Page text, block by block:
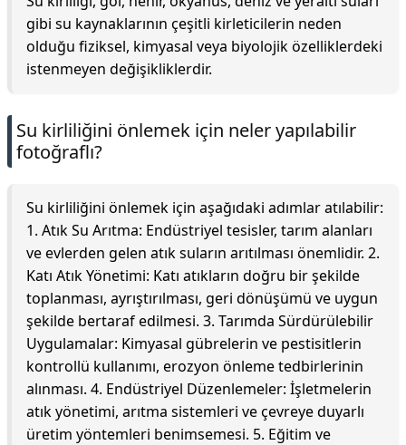
gibi su kaynaklarının çeşitli kirleticilerin neden
olduğu fiziksel, kimyasal veya biyolojik özelliklerdeki
istenmeyen değişikliklerdir.
Su kirliliğini önlemek için neler yapılabilir
fotoğraflı?
Su kirliliğini önlemek için aşağıdaki adımlar atılabilir:
1. Atık Su Arıtma: Endüstriyel tesisler, tarım alanları
ve evlerden gelen atık suların arıtılması önemlidir. 2.
Katı Atık Yönetimi: Katı atıkların doğru bir şekilde
toplanması, ayrıştırılması, geri dönüşümü ve uygun
şekilde bertaraf edilmesi. 3. Tarımda Sürdürülebilir
Uygulamalar: Kimyasal gübrelerin ve pestisitlerin
kontrollü kullanımı, erozyon önleme tedbirlerinin
alınması. 4. Endüstriyel Düzenlemeler: İşletmelerin
atık yönetimi, arıtma sistemleri ve çevreye duyarlı
üretim yöntemleri benimsemesi. 5. Eğitim ve